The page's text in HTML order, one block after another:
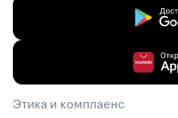
Этика и комплаенс